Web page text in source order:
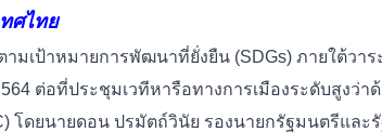
ทศไทย
ามเป้าหมายการพัฒนาที่ยั่งยืน (SDGs) ภายใต้ว
ต่อที่ประชุมเวทีหารือทางการเมืองระดับสูงว่
โดยนายดอน ปรมัตถ์วินัย รองนายกรัฐมนตรีและ
ครสมาชิก
สมัครสมาชิกเรียบร้อยแล้ว
ทึกสำเร็จ
บันทึกของคุณเรียบร้อยเเล้ว